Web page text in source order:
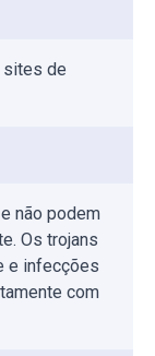
sites de
não podem
Os trojans
e infecções
com